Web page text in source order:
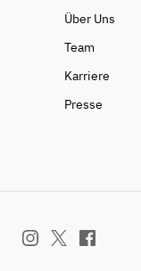
Über Uns
Team
Karriere
Presse